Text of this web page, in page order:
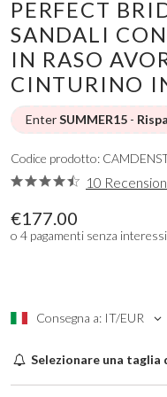
PERFECT
SANDALI
IN RASO
CINTURINO
EnterSUMMER15 -
€177.00
o 4 pagamenti senza
Consegna a: IT/EUR
Codice prodotto:
10
Selezionare una